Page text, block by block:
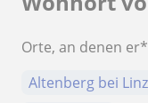
Orte, an denen
Altenberg bei Linz